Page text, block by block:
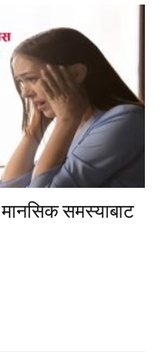
समस्याबाट